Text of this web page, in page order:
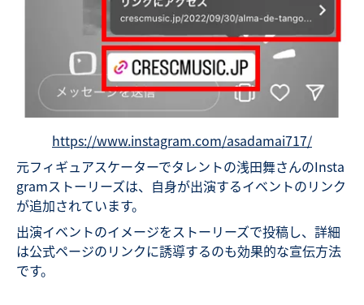
https://www.instagram.com/asadamai717/
元フィギュアスケーターでタレントの浅田舞さんのInsta
gramストーリーズは、自身が出演するイベントのリンク
が追加されています。
出演イベントのイメージをストーリーズで投稿し、詳細
は公式ページのリンクに誘導するのも効果的な宣伝方法
です。